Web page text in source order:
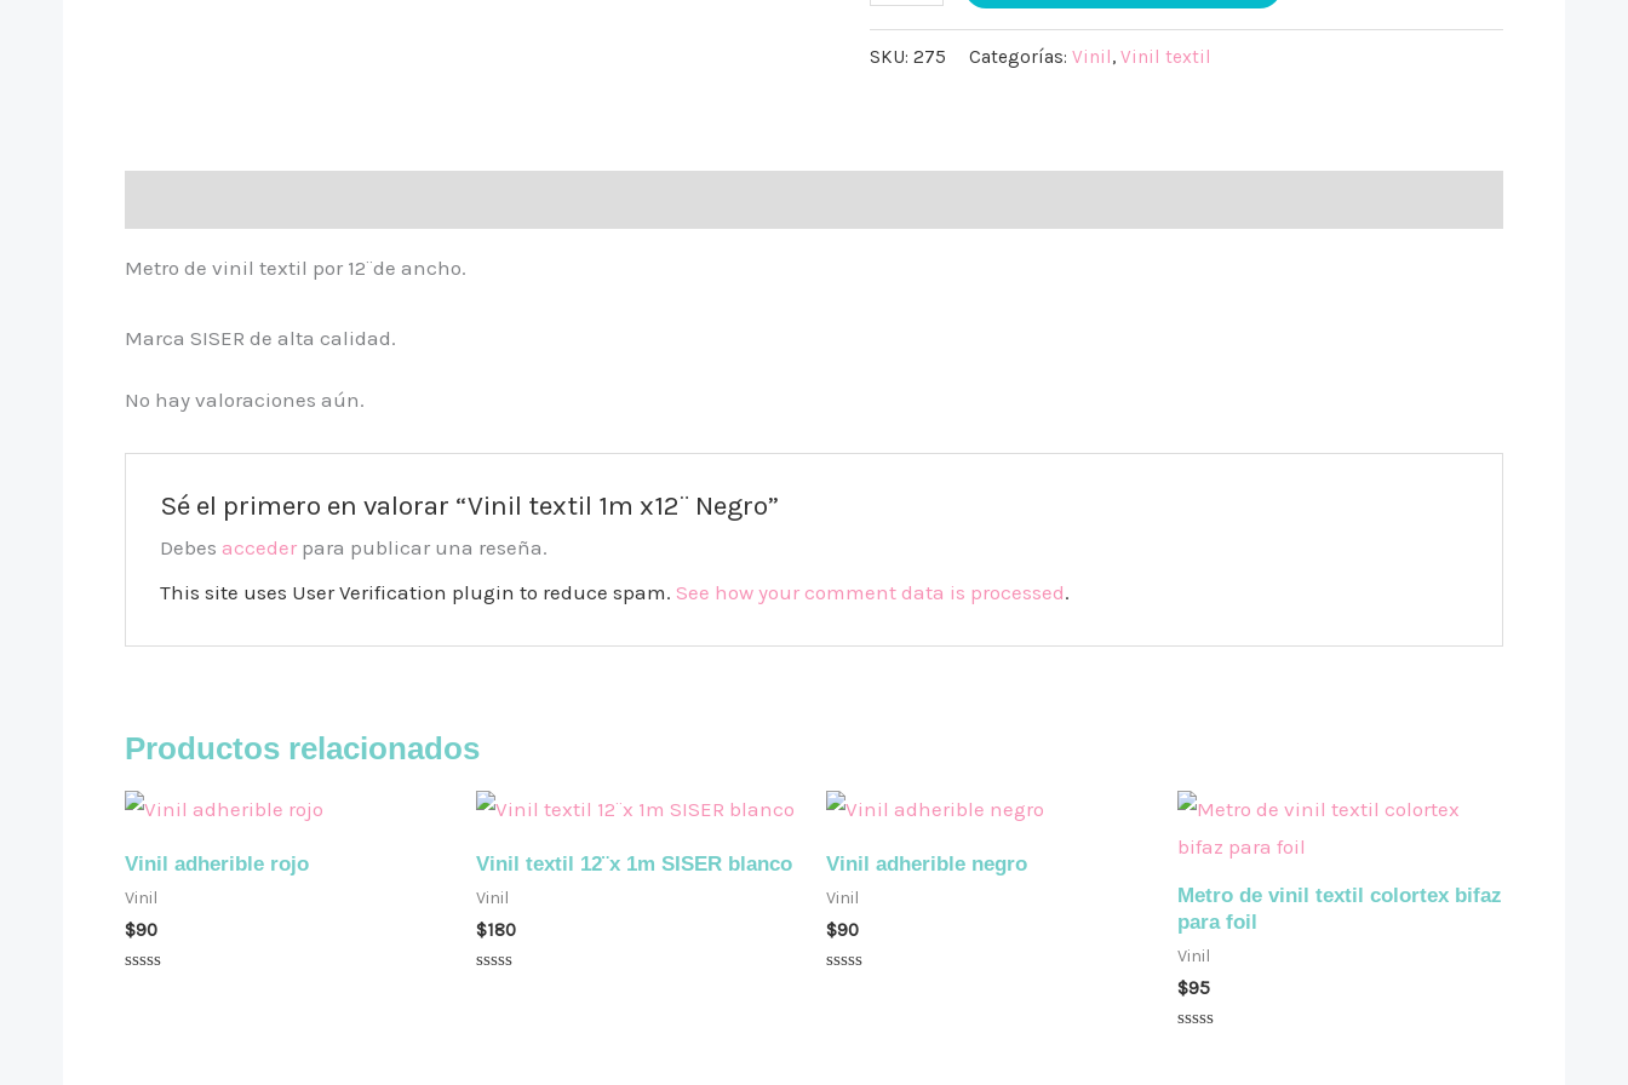
SKU: 275 Categorías: Vinil, Vinil textil
Metro de vinil textil por 12¨de ancho.
Marca SISER de alta calidad.
No hay valoraciones aún.
Sé el primero en valorar “Vinil textil 1m x12¨ Negro”
Debesacceder para publicar una reseña.
This site uses User Verification plugin to reduce spam.See how your comment data is processed.
Productos relacionados
Vinil adherible rojo
Vinil
$90
Vinil textil 12¨x 1m SISER blanco
Vinil
$180
Vinil adherible negro
Vinil
$90
Metro de vinil textil colortex bifaz
para foil
Vinil
$95